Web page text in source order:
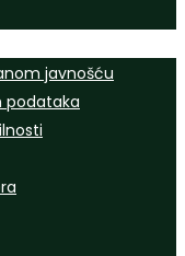
javnošću
podataka